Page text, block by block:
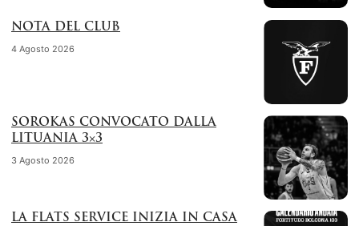
NOTA DEL CLUB
4 Agosto 2026
SOROKAS CONVOCATO DALLA
LITUANIA 3×3
3 Agosto 2026
LA FLATS SERVICE INIZIA IN CASA